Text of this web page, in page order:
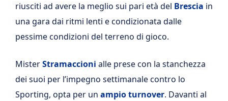
riusciti ad avere la meglio sui pari età del Brescia in
una gara dai ritmi lenti e condizionata dalle
pessime condizioni del terreno di gioco.
MisterStramaccioni alle prese con la stanchezza
dei suoi per l’impegno settimanale contro lo
Sporting, opta per un ampio turnover. Davanti al